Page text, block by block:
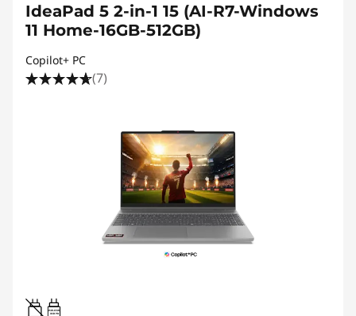
IdeaPad 5 2-in-1 15 (AI-R7-Windows
11 Home-16GB-512GB)
Copilot+ PC
(7)
45W-65W
USB PD